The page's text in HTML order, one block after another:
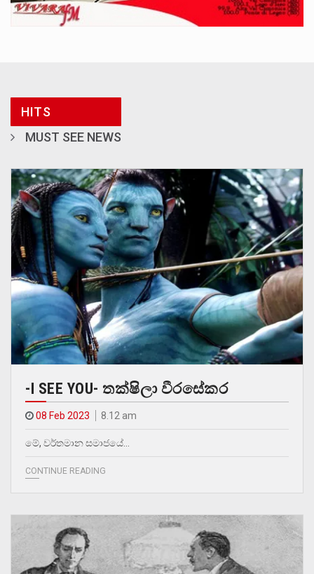
HITS
MUST SEE NEWS
-I SEE YOU- තක්ෂිලා වීරසේකර
08 Feb 2023 8.12 am
මේ, වර්තමාන සමාජයේ…
CONTINUE READING